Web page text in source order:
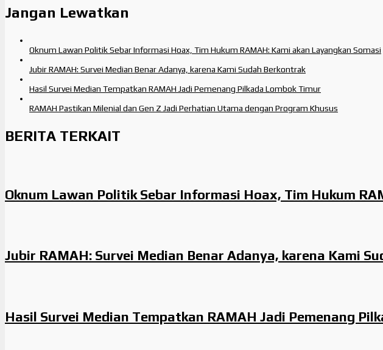
Jangan Lewatkan
Oknum Lawan Politik Sebar Informasi Hoax, Tim Hukum RAMAH: Kami akan Layangkan Somasi
Jubir RAMAH: Survei Median Benar Adanya, karena Kami Sudah Berkontrak
Hasil Survei Median Tempatkan RAMAH Jadi Pemenang Pilkada Lombok Timur
RAMAH Pastikan Milenial dan Gen Z Jadi Perhatian Utama dengan Program Khusus
BERITA TERKAIT
Oknum Lawan Politik Sebar Informasi Hoax, Tim Hukum
Jubir RAMAH: Survei Median Benar Adanya, karena Kami
Hasil Survei Median Tempatkan RAMAH Jadi Pemenang